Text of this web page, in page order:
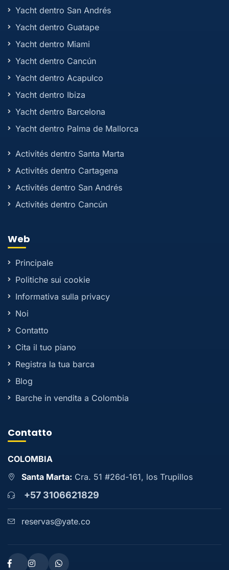
Yacht dentro San Andrés
Yacht dentro Guatape
Yacht dentro Miami
Yacht dentro Cancún
Yacht dentro Acapulco
Yacht dentro Ibiza
Yacht dentro Barcelona
Yacht dentro Palma de Mallorca
Activités dentro Santa Marta
Activités dentro Cartagena
Activités dentro San Andrés
Activités dentro Cancún
Web
Principale
Politiche sui cookie
Informativa sulla privacy
Noi
Contatto
Cita il tuo piano
Registra la tua barca
Blog
Barche in vendita a Colombia
Contatto
COLOMBIA
Santa Marta: Cra. 51 #26d-161, los Trupillos
+57 3106621829
reservas@yate.co